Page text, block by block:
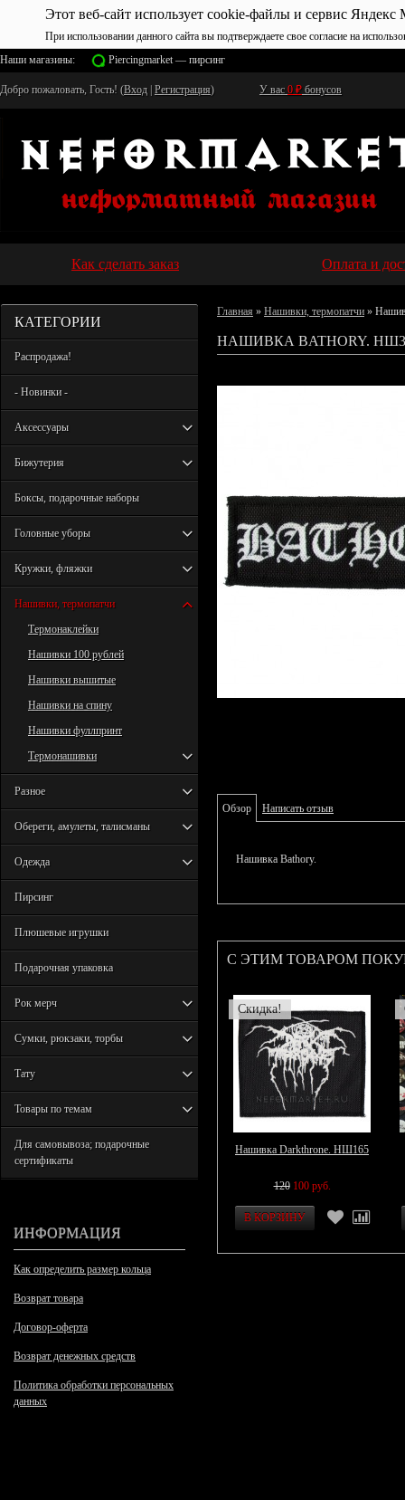
Этот веб-сайт использует cookie-файлы и сервис Яндекс
При использовании данного сайта вы подтверждаете свое согласие на
Наши магазины:
Piercingmarket — пирсинг
Добро пожаловать, Гость! (Вход Регистрация) У вас 0 ₽ бонусов
Как сделать заказ Оплата и
КАТЕГОРИИ
Распродажа!
- Новинки -
Аксессуары
Бижутерия
Боксы, подарочные наборы
Головные уборы
Кружки, фляжки
Нашивки, термопатчи
Термонаклейки
Нашивки 100 рублей
Нашивки вышитые
Нашивки на спину
Нашивки фуллпринт
Термонашивки
Разное
Обереги, амулеты, талисманы
Одежда
Пирсинг
Плюшевые игрушки
Подарочная упаковка
Рок мерч
Сумки, рюкзаки, торбы
Тату
Товары по темам
Для самовывоза; подарочные
сертификаты
ИНФОРМАЦИЯ
Как определить размер кольца
Возврат товара
Договор-оферта
Возврат денежных средств
Политика обработки персональных
данных
Главная » Нашивки, термопатчи »
НАШИВКА BATHORY.
Обзор Написать отзыв
Нашивка Bathory.
С ЭТИМ ТОВАРОМ
Скидка!
Нашивка Darkthrone. НШ165
120 100 руб.